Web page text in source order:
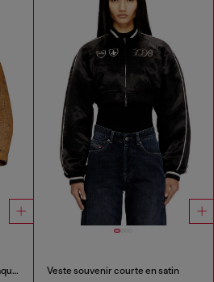
Veste cocon courte en cuir craquelé Veste souvenir courte en satin